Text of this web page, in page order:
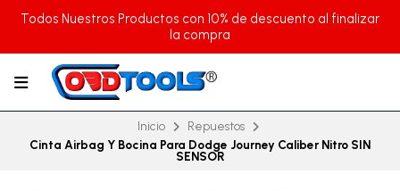
Todos Nuestros Productos con 10% de descuento al finalizar
la compra
Inicio
Repuestos
Cinta Airbag Y Bocina Para Dodge Journey Caliber Nitro SIN
SENSOR